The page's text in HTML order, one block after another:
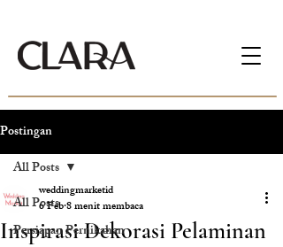
Postingan
All Posts
Persiapan Pernikahan
All Posts
Inspirasi Dekorasi Pelaminan
weddingmarketid
6 Feb8 menit membaca